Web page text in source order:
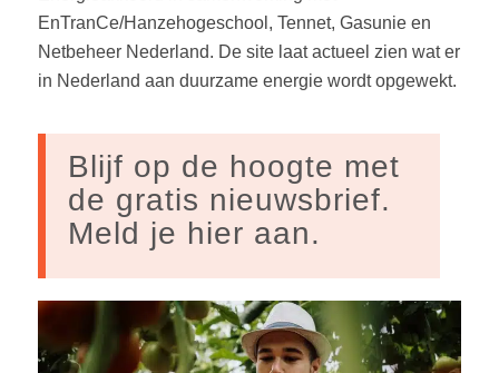
Blijf op de hoogte met
de gratis nieuwsbrief.
Meld je hier aan.